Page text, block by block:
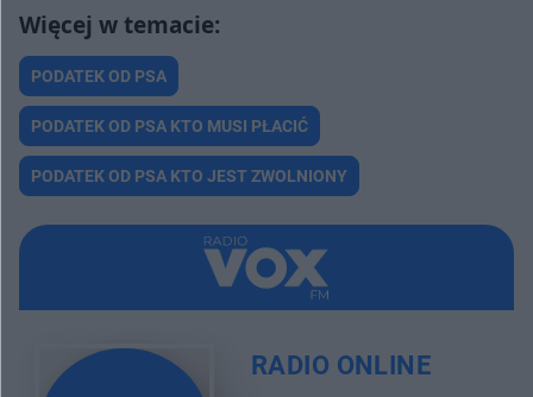
PODATEK OD PSA
PODATEK OD PSA KTO MUSI PŁACIĆ
PODATEK OD PSA KTO JEST ZWOLNIONY
RADIO ONLINE